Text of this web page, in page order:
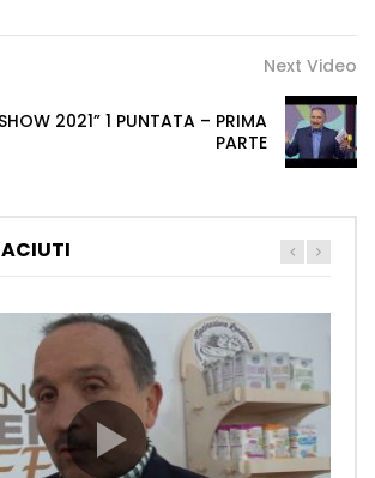
Next Video
2021” 1 PUNTATA – PRIMA
PARTE